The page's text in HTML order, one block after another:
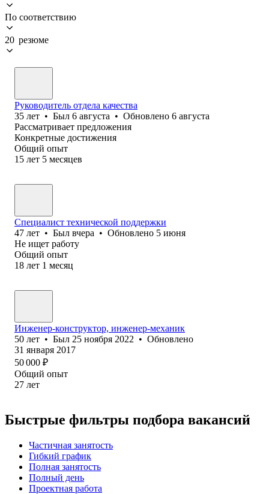
По соответствию
20 резюме
Руководитель отдела качества
35 лет • Был 6 августа • Обновлено 6 августа
Рассматривает предложения
Конкретные достижения
Общий опыт
15 лет 5 месяцев
Специалист технической поддержки
47 лет • Был вчера • Обновлено 5 июня
Не ищет работу
Общий опыт
18 лет 1 месяц
Инженер-конструктор, инженер-механик
50 лет • Был 25 ноября 2022 • Обновлено
31 января 2017
50 000 ₽
Общий опыт
27 лет
Быстрые фильтры подбора вакансий
Частичная занятость
Гибкий график
Полная занятость
Полный день
Проектная работа